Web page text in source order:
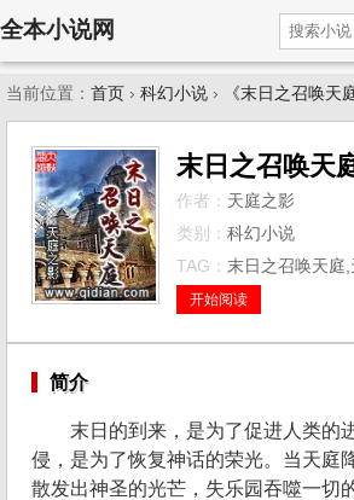
全本小说网
当前位置： 首页 › 科幻小说 › 《末日之召唤天
末日之召唤天
作者： 天庭之影
类别： 科幻小说
TAG： 末日之召唤天庭
开始阅读
简介
末日的到来，是为了促进人类的
侵，是为了恢复神话的荣光。当天庭
散发出神圣的光芒，失乐园吞噬一切